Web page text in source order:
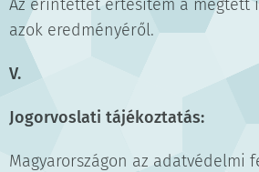
Az érintettet értesítem a megtett
azok eredményéről.
V.
Jogorvoslati tájékoztatás:
Magyarországon az adatvédelmi